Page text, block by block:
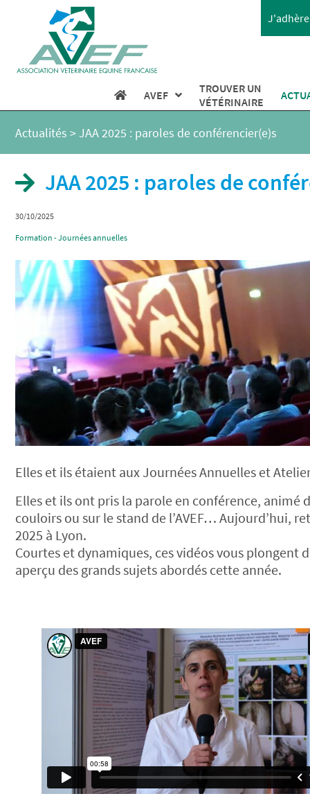
J'adhère
AVEF
TROUVER UN
VÉTÉRINAIRE
Actualités >JAA 2025 : paroles de conférencier(e)s
JAA 2025 : paroles de
30/10/2025
Formation - Journées annuelles
Elles et ils étaient aux Journées Annuelles et
Elles et ils ont pris la parole en conférence, animé
couloirs ou sur le stand de l’AVEF… Aujourd’hui,
2025 à Lyon.
Courtes et dynamiques, ces vidéos vous plongent
aperçu des grands sujets abordés cette année.